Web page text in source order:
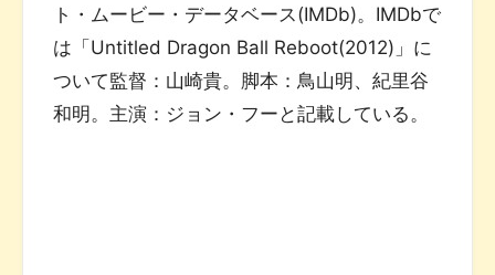
ト・ムービー・データベース(IMDb)。IMDbで
は「Untitled Dragon Ball Reboot(2012)」に
ついて監督：山崎貴。脚本：鳥山明、紀里谷
和明。主演：ジョン・フーと記載している。